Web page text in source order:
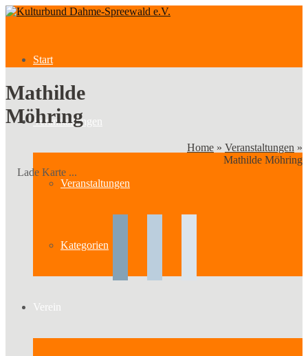
Start
Veranstaltungen
Veranstaltungen
Kategorien
Verein
Mathilde
Möhring
Home » Veranstaltungen »
Mathilde Möhring
Lade Karte ...